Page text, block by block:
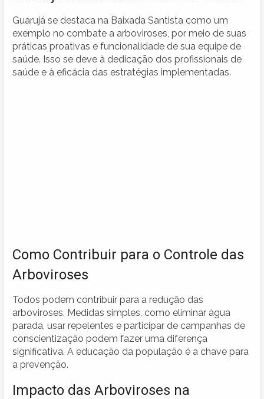
Guarujá se destaca na Baixada Santista como um
exemplo no combate a arboviroses, por meio de suas
práticas proativas e funcionalidade de sua equipe de
saúde. Isso se deve à dedicação dos profissionais de
saúde e à eficácia das estratégias implementadas.
Como Contribuir para o Controle das
Arboviroses
Todos podem contribuir para a redução das
arboviroses. Medidas simples, como eliminar água
parada, usar repelentes e participar de campanhas de
conscientização podem fazer uma diferença
significativa. A educação da população é a chave para
a prevenção.
Impacto das Arboviroses na